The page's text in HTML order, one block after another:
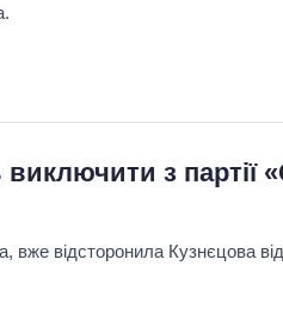
з партії
вже відсторонила Кузнєцова від